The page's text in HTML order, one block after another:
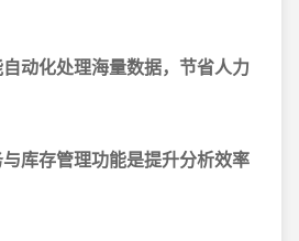
动化处理海量数据，节省人力
库存管理功能是提升分析效率